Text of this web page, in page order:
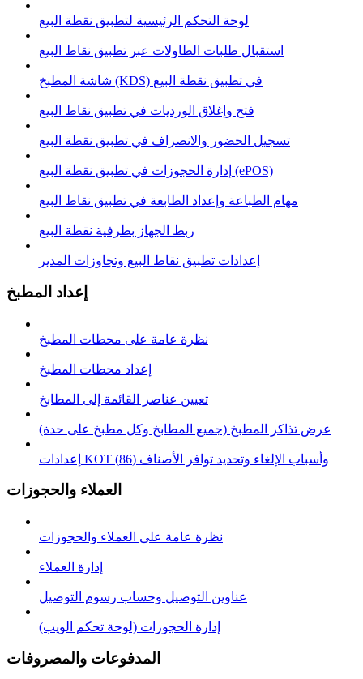
لوحة التحكم الرئيسية لتطبيق نقطة البيع
استقبال طلبات الطاولات عبر تطبيق نقاط البيع
شاشة المطبخ (KDS) في تطبيق نقطة البيع
فتح وإغلاق الوردیات في تطبيق نقاط البيع
تسجيل الحضور والانصراف في تطبيق نقطة البيع
إدارة الحجوزات في تطبيق نقطة البيع (ePOS)
مهام الطباعة وإعداد الطابعة في تطبيق نقاط البيع
ربط الجهاز بطرفية نقطة البيع
إعدادات تطبيق نقاط البيع وتجاوزات المدير
إعداد المطبخ
نظرة عامة على محطات المطبخ
إعداد محطات المطبخ
تعيين عناصر القائمة إلى المطابخ
عرض تذاكر المطبخ (جميع المطابخ وكل مطبخ على حدة)
إعدادات KOT وأسباب الإلغاء وتحديد توافر الأصناف (86)
العملاء والحجوزات
نظرة عامة على العملاء والحجوزات
إدارة العملاء
عناوين التوصيل وحساب رسوم التوصيل
إدارة الحجوزات (لوحة تحكم الويب)
المدفوعات والمصروفات